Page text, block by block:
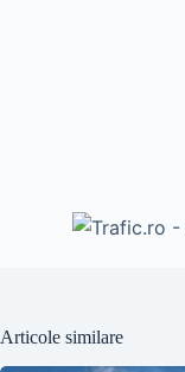
Articole similare